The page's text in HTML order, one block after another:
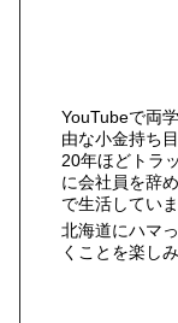
YouTubeで両
由な小金持ち
20年ほどトラ
に会社員を辞
で生活してい
北海道にハマ
くことを楽し